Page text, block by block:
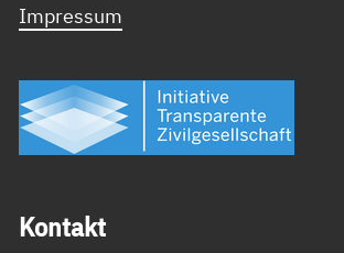
Impressum
Kon­takt